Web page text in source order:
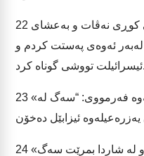
22
ئەوەی پەستت کردم و
23 «هەروەها یەزدان لەبارەی ئیزابێلیشەوە فەرمووی: “سەگ لە
24 «ئەوەی لە بنەماڵەی ئەحاڤ بێت و لە شاردا بمرێت سەگ